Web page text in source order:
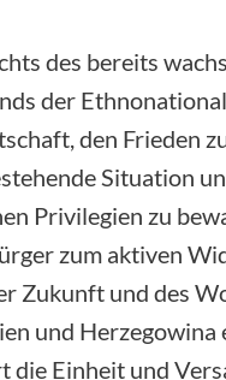
des bereits
der
den Frieden
Situation
Privilegien zu
zum aktiven
Zukunft und des
und Herzegowina
die Einheit und